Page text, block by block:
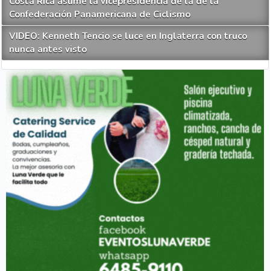
Confederación Panamericana de Ciclismo
VIDEO: Kenneth Tencio se luce en Inglaterra con truco
nunca antes visto